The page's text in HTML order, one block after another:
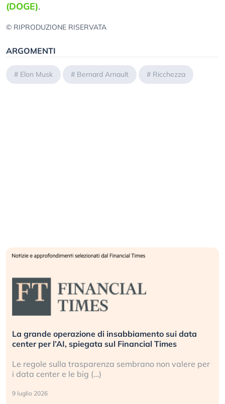
(DOGE).
© RIPRODUZIONE RISERVATA
ARGOMENTI
# Elon Musk # Bernard Arnault # Ricchezza
La grande operazione di insabbiamento sui data
center per l’AI, spiegata sul Financial Times
Le regole sulla trasparenza sembrano non valere per
i data center e le big (…)
9 luglio 2026